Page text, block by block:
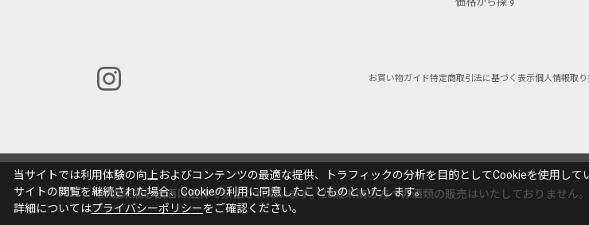
お買い物ガイド特定商取引法に基づく表示個人情報取
20歳未満の飲酒は法律で禁止されています。20歳未満の方への酒類の販売はいたしておりません。
当サイトでは利用体験の向上およびコンテンツの最適な提供、トラフィックの分析を目的としてCookieを使用して
サイトの閲覧を継続された場合、Cookieの利用に同意したことものといたします。
詳細についてはプライバシーポリシーをご確認ください。